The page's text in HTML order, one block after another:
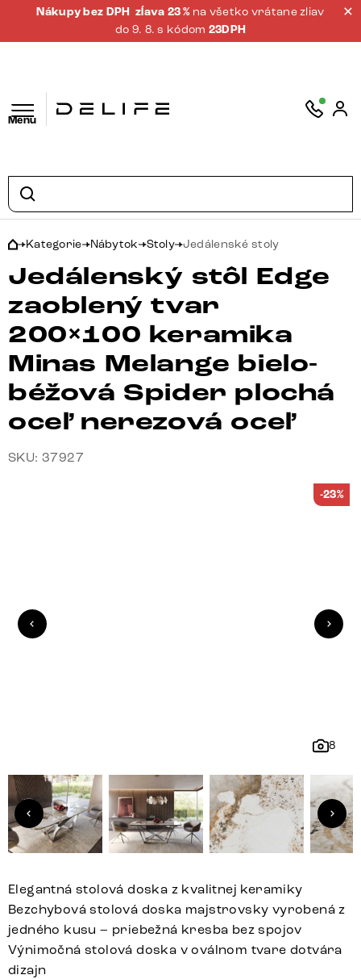
Nákupy bez DPH zĺava 23 % na všetko vrátane zliav
do 9. 8. s kódom 23DPH
Menu
Kategorie Nábytok Stoly Jedálenské stoly
Jedálenský stôl Edge
zaoblený tvar
200×100 keramika
Minas Melange bielo-
béžová Spider plochá
oceľ nerezová oceľ
SKU: 37927
8
-23%
Elegantná stolová doska z kvalitnej keramiky
Bezchybová stolová doska majstrovsky vyrobená z
jedného kusu – priebežná kresba bez spojov
Výnimočná stolová doska v oválnom tvare dotvára
dizajn